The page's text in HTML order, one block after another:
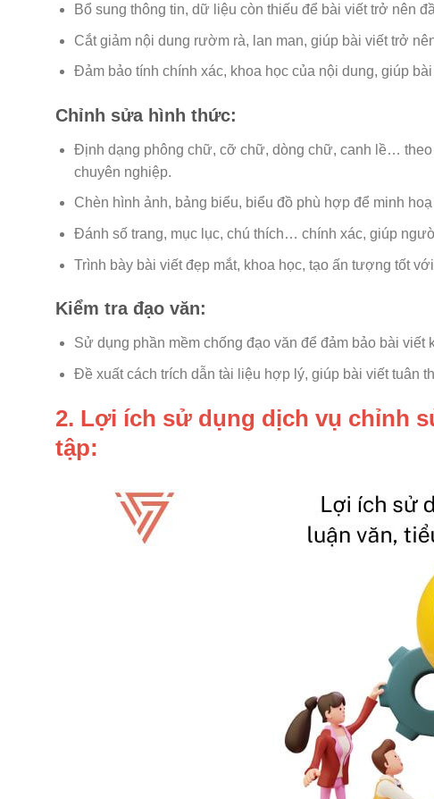
Bổ sung thông tin, dữ liệu còn thiếu để bài viết trở nên
Cắt giảm nội dung rườm rà, lan man, giúp bài viết trở
Đảm bảo tính chính xác, khoa học của nội dung, giúp
Chỉnh sửa hình thức:
Định dạng phông chữ, cỡ chữ, dòng chữ, canh lề…
chuyên nghiệp.
Chèn hình ảnh, bảng biểu, biểu đồ phù hợp để minh
Đánh số trang, mục lục, chú thích… chính xác, giúp
Trình bày bài viết đẹp mắt, khoa học, tạo ấn tượng tốt
Kiểm tra đạo văn:
Sử dụng phần mềm chống đạo văn để đảm bảo bài
Đề xuất cách trích dẫn tài liệu hợp lý, giúp bài viết tuân
2. Lợi ích sử dụng dịch vụ chỉnh
tập: